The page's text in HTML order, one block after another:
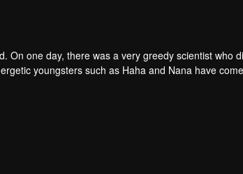
On one day, there was a very greedy scientist who
youngsters such as Haha and Nana have
is to stumble upon the love story. Make sure